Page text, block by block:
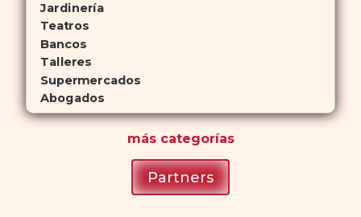
Jardinería
Teatros
Bancos
Talleres
Supermercados
Abogados
máscategorías
Partners